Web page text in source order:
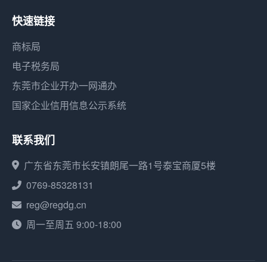
快速链接
商标局
电子税务局
东莞市企业开办一网通办
国家企业信用信息公示系统
联系我们
广东省东莞市长安镇朗尾一路1号泰宝商厦5楼
0769-85328131
reg@regdg.cn
周一至周五 9:00-18:00